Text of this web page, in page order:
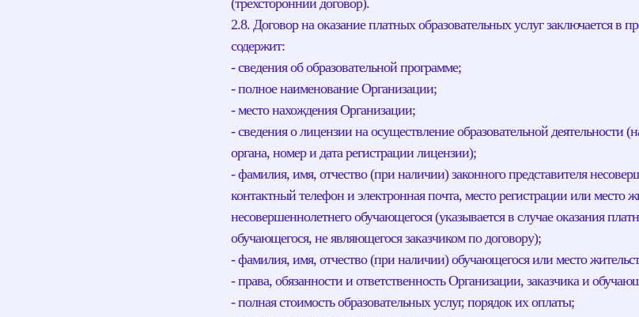
(трехсторонний договор).
2.8. Договор на оказание платных образовательных услуг заключается в
содержит:
- сведения об образовательной программе;
- полное наименование Организации;
- место нахождения Организации;
- сведения о лицензии на осуществление образовательной деятельности
органа, номер и дата регистрации лицензии);
- фамилия, имя, отчество (при наличии) законного представителя
контактный телефон и электронная почта, место регистрации или место
несовершеннолетнего обучающегося (указывается в случае оказания
обучающегося, не являющегося заказчиком по договору);
- фамилия, имя, отчество (при наличии) обучающегося или место
- права, обязанности и ответственность Организации, заказчика и
- полная стоимость образовательных услуг, порядок их оплаты;